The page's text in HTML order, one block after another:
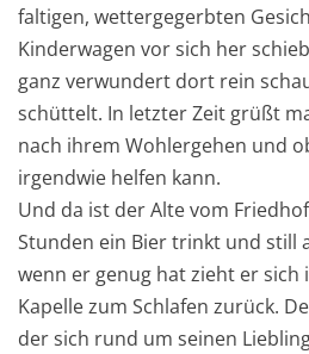
faltigen, wettergegerbten
Kinderwagen vor sich her
ganz verwundert dort rein
schüttelt. In letzter Zeit grüßt
nach ihrem Wohlergehen und
irgendwie helfen kann.
Und da ist der Alte vom
Stunden ein Bier trinkt und still
wenn er genug hat zieht er sich
Kapelle zum Schlafen zurück.
der sich rund um seinen